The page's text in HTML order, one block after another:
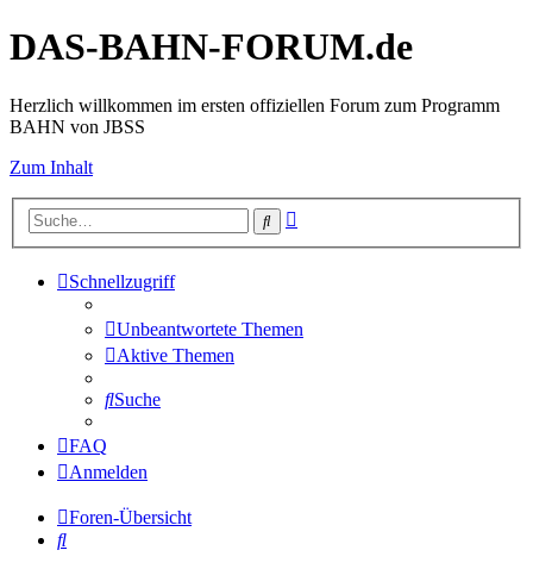
DAS-BAHN-FORUM.de
Herzlich willkommen im ersten offiziellen Forum zum Programm
BAHN von JBSS
Zum Inhalt
Suche
Schnellzugriff
Unbeantwortete Themen
Aktive Themen
Suche
FAQ
Anmelden
Foren-Übersicht
Suche